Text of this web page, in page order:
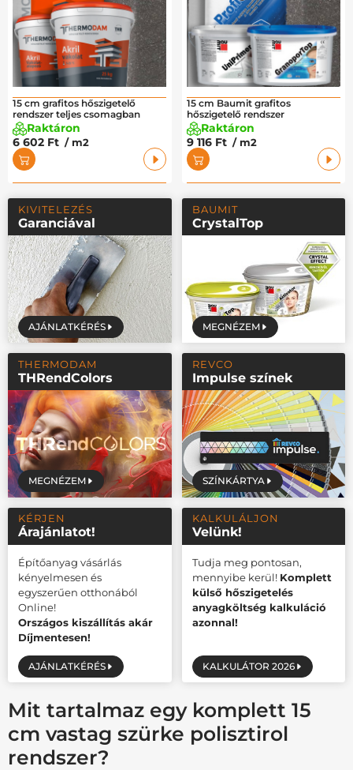
KIVITELEZÉS
Garanciával
AJÁNLATKÉRÉS
BAUMIT
CrystalTop
MEGNÉZEM
THERMODAM
THRendColors
MEGNÉZEM
REVCO
Impulse színek
SZÍNKÁRTYA
KÉRJEN
Árajánlatot!
Építőanyag vásárlás
kényelmesen és
egyszerűen otthonából
Online!
Országos kiszállítás akár
Díjmentesen!
AJÁNLATKÉRÉS
KALKULÁLJON
Velünk!
Tudja meg pontosan,
mennyibe kerül! Komplett
külső hőszigetelés
anyagköltség kalkuláció
azonnal!
KALKULÁTOR 2026
15 cm grafitos hőszigetelő
rendszer teljes csomagban
Raktáron
6 602 Ft / m2
15 cm Baumit grafitos
hőszigetelő rendszer
Raktáron
9 116 Ft / m2
Mit tartalmaz egy komplett 15
cm vastag szürke polisztirol
rendszer?